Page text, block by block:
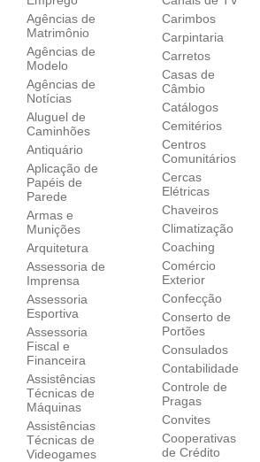
Agências de
Matrimônio
Agências de
Modelo
Agências de
Notícias
Aluguel de
Caminhões
Antiquário
Aplicação de
Papéis de
Parede
Armas e
Munições
Arquitetura
Assessoria de
Imprensa
Assessoria
Esportiva
Assessoria
Fiscal e
Financeira
Assistências
Técnicas de
Máquinas
Assistências
Técnicas de
Videogames
Carimbos
Carpintaria
Carretos
Casas de
Câmbio
Catálogos
Cemitérios
Centros
Comunitários
Cercas
Elétricas
Chaveiros
Climatização
Coaching
Comércio
Exterior
Confecção
Conserto de
Portões
Consulados
Contabilidade
Controle de
Pragas
Convites
Cooperativas
de Crédito